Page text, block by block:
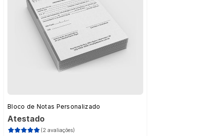
Bloco de Notas Personalizado
Atestado
(2 avaliações)